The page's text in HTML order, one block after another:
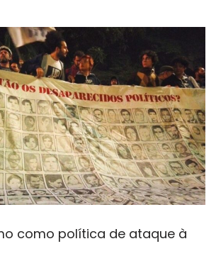
como política de ataque à